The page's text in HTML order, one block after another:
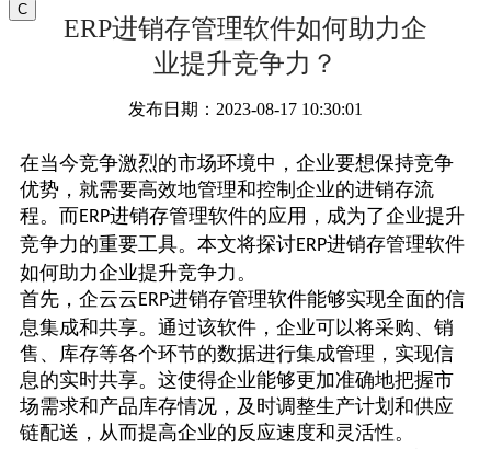
C
ERP进销存管理软件如何助力企
业提升竞争力？
发布日期：2023-08-17 10:30:01
在当今竞争激烈的市场环境中，企业要想保持竞争
优势，就需要高效地管理和控制企业的进销存流
程。而ERP进销存管理软件的应用，成为了企业提升
竞争力的重要工具。本文将探讨ERP进销存管理软件
如何助力企业提升竞争力。
首先， 企云云ERP进销存管理软件能够实现全面的信
息集成和共享。通过该软件，企业可以将采购、销
售、库存等各个环节的数据进行集成管理，实现信
息的实时共享。这使得企业能够更加准确地把握市
场需求和产品库存情况，及时调整生产计划和供应
链配送，从而提高企业的反应速度和灵活性。